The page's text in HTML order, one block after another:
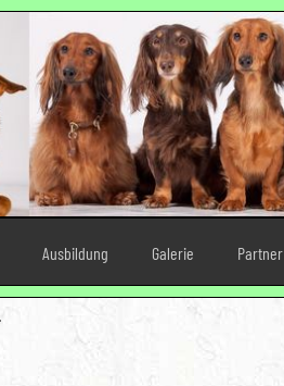
Ausbildung Galerie Partner